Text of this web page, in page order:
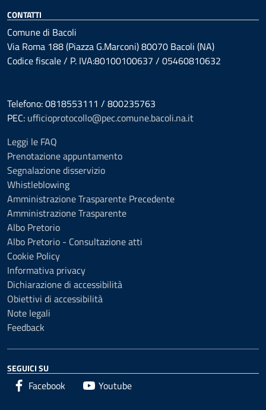
CONTATTI
Comune di Bacoli
Via Roma 188 (Piazza G.Marconi) 80070 Bacoli (NA)
Codice fiscale / P. IVA:80100100637 / 05460810632
Telefono: 0818553111 / 800235763
PEC: ufficioprotocollo@pec.comune.bacoli.na.it
Leggi le FAQ
Prenotazione appuntamento
Segnalazione disservizio
Whistleblowing
Amministrazione Trasparente Precedente
Amministrazione Trasparente
Albo Pretorio
Albo Pretorio - Consultazione atti
Cookie Policy
Informativa privacy
Dichiarazione di accessibilità
Obiettivi di accessibilità
Note legali
Feedback
SEGUICI SU
Facebook Youtube